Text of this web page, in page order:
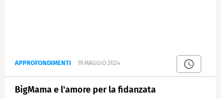
APPROFONDIMENTI 19 MAGGIO 2024
BigMama e l'amore per la fidanzata